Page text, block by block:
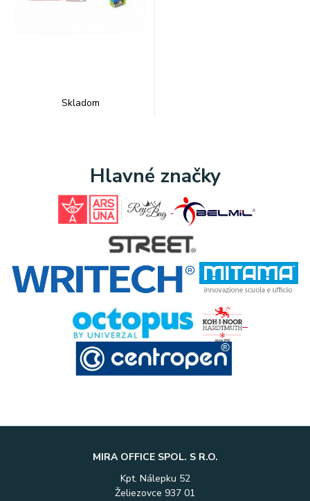
Skladom
Hlavné značky
MIRA OFFICE SPOL. S R.O.
Kpt. Nálepku 52
Želiezovce 937 01